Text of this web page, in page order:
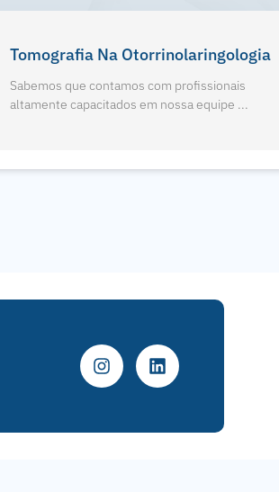
1º Eagle Edge 0.2 FS Do RJ
Sabemos que contamos com profissionais
altamente capacitados em nossa equipe ...